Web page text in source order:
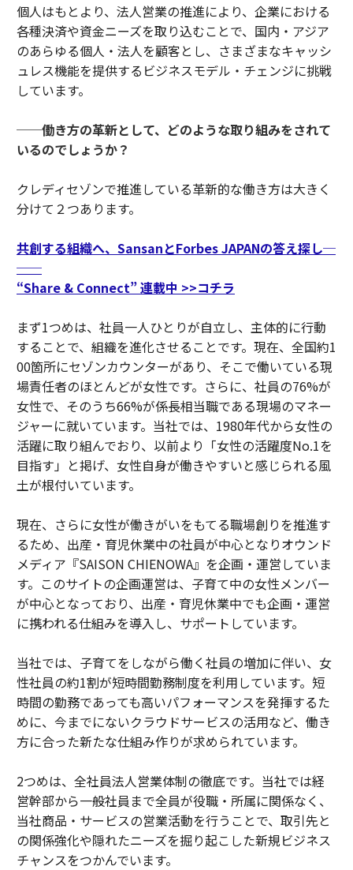
個人はもとより、法人営業の推進により、企業における
各種決済や資金ニーズを取り込むことで、国内・アジア
のあらゆる個人・法人を顧客とし、さまざまなキャッシ
ュレス機能を提供するビジネスモデル・チェンジに挑戦
しています。
──働き方の革新として、どのような取り組みをされて
いるのでしょうか？
クレディセゾンで推進している革新的な働き方は大きく
分けて２つあります。
共創する組織へ、SansanとForbes JAPANの答え探し─
──
“Share & Connect” 連載中 >>コチラ
まず1つめは、社員一人ひとりが自立し、主体的に行動
することで、組織を進化させることです。現在、全国約1
00箇所にセゾンカウンターがあり、そこで働いている現
場責任者のほとんどが女性です。さらに、社員の76%が
女性で、そのうち66%が係長相当職である現場のマネー
ジャーに就いています。当社では、1980年代から女性の
活躍に取り組んでおり、以前より「女性の活躍度No.1を
目指す」と掲げ、女性自身が働きやすいと感じられる風
土が根付いています。
現在、さらに女性が働きがいをもてる職場創りを推進す
るため、出産・育児休業中の社員が中心となりオウンド
メディア『SAISON CHIENOWA』を企画・運営していま
す。このサイトの企画運営は、子育て中の女性メンバー
が中心となっており、出産・育児休業中でも企画・運営
に携われる仕組みを導入し、サポートしています。
当社では、子育てをしながら働く社員の増加に伴い、女
性社員の約1割が短時間勤務制度を利用しています。短
時間の勤務であっても高いパフォーマンスを発揮するた
めに、今までにないクラウドサービスの活用など、働き
方に合った新たな仕組み作りが求められています。
2つめは、全社員法人営業体制の徹底です。当社では経
営幹部から一般社員まで全員が役職・所属に関係なく、
当社商品・サービスの営業活動を行うことで、取引先と
の関係強化や隠れたニーズを掘り起こした新規ビジネス
チャンスをつかんでいます。